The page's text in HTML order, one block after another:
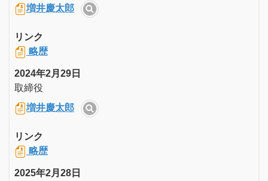
増井慶太郎
リンク
略歴
2024年2月29日
取締役
増井慶太郎
リンク
略歴
2025年2月28日